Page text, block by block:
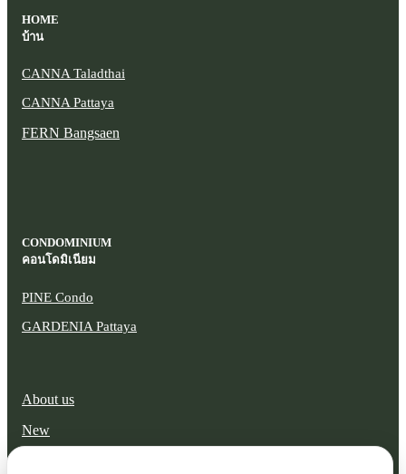
HOME
บ้าน
CANNA Taladthai
CANNA Pattaya
FERN Bangsaen
CONDOMINIUM
คอนโดมิเนียม
PINE Condo
GARDENIA Pattaya
About us
New